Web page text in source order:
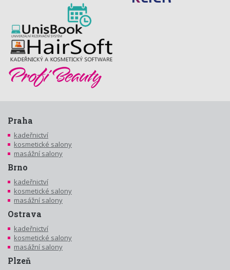
Praha
kadeřnictví
kosmetické salony
masážní salony
Brno
kadeřnictví
kosmetické salony
masážní salony
Ostrava
kadeřnictví
kosmetické salony
masážní salony
Plzeň